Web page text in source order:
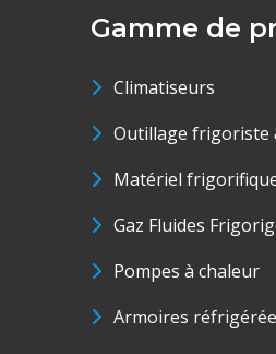
Gamme de
Climatiseurs
Outillage frigoriste
Matériel
Gaz Fluides
Pompes à chaleur
Armoires